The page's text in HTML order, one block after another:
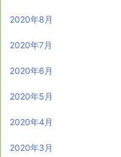
2020年8月
2020年7月
2020年6月
2020年5月
2020年4月
2020年3月